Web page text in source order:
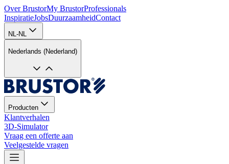
Over BrustorMy BrustorProfessionals
InspiratieJobsDuurzaamheidContact
NL-NL
Nederlands (Nederland)
Producten
Klantverhalen
3D-Simulator
Vraag een offerte aan
Veelgestelde vragen